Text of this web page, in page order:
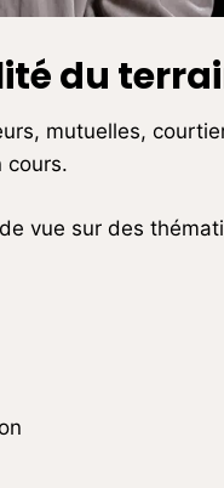
du
mutuelles,
cours.
vue sur des